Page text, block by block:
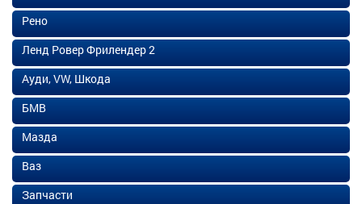
Рено
Ленд Ровер Фрилендер 2
Ауди, VW, Шкода
БМВ
Мазда
Ваз
Запчасти